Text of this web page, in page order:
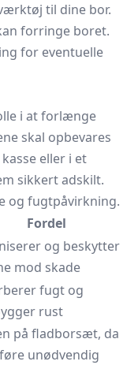
til dine bor.
forringe boret.
for eventuelle
i at forlænge
skal opbevares
eller i et
sikkert adskilt.
og fugtpåvirkning.
Fordel
og beskytter
mod skade
fugt og
rust
på fladborsæt, da
unødvendig